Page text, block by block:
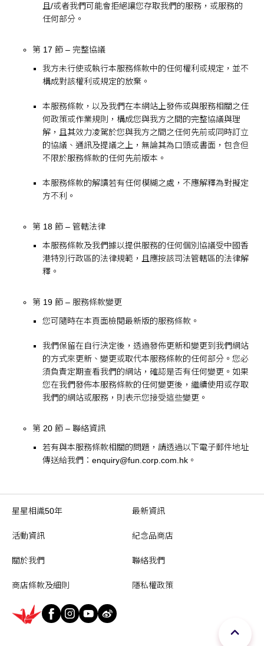
且/或者我們可能會拒絕讓您存取我們的服務，或服務的
任何部分。
第 17 節 – 完整協議
我方未行使或執行本服務條款中的任何權利或規定，並不
構成對該權利或規定的放棄。
本服務條款，以及我們在本網站上發佈或與服務相關之任
何政策或作業規則，構成您與我方之間的完整協議與理
解，且其效力凌駕於您與我方之間之任何先前或同時訂立
的協議、通訊及提議之上，無論其為口頭或書面，包含但
不限於服務條款的任何先前版本。
本服務條款的解讀若有任何模糊之處，不應解釋為對擬定
方不利。
第 18 節 – 管轄法律
本服務條款及我們據以提供服務的任何個別協議受中國香
港特別行政區的法律規範，且應按該司法管轄區的法律解
釋。
第 19 節 – 服務條款變更
您可隨時在本頁面檢閱最新版的服務條款。
我們保留在自行決定後，透過發佈更新和變更到我們網站
的方式來更新、變更或取代本服務條款的任何部分。您必
須負責定期查看我們的網站，確認是否有任何變更。如果
您在我們發佈本服務條款的任何變更後，繼續使用或存取
我們的網站或服務，則表示您接受這些變更。
第 20 節 – 聯絡資訊
若有與本服務條款相關的問題，請透過以下電子郵件地址
傳送給我們： enquiry@fun.corp.com.hk。
星星相識50年 最新資訊
活動資訊 紀念品商店
關於我們 聯絡我們
商店條款及細則 隱私權政策